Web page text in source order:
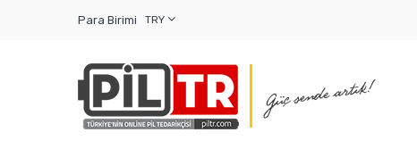
Para Birimi TRY